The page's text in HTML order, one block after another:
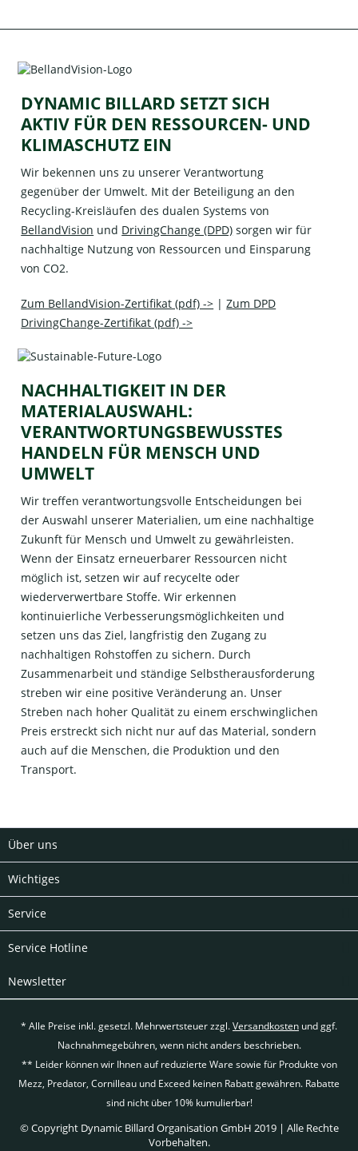
DYNAMIC BILLARD SETZT SICH
AKTIV FÜR DEN RESSOURCEN- UND
KLIMASCHUTZ EIN
Wir bekennen uns zu unserer Verantwortung
gegenüber der Umwelt. Mit der Beteiligung an den
Recycling-Kreisläufen des dualen Systems von
BellandVision und DrivingChange (DPD) sorgen wir für
nachhaltige Nutzung von Ressourcen und Einsparung
von CO2.
Zum BellandVision-Zertifikat (pdf) -> |Zum DPD
DrivingChange-Zertifikat (pdf) ->
NACHHALTIGKEIT IN DER
MATERIALAUSWAHL:
VERANTWORTUNGSBEWUSSTES
HANDELN FÜR MENSCH UND
UMWELT
Wir treffen verantwortungsvolle Entscheidungen bei
der Auswahl unserer Materialien, um eine nachhaltige
Zukunft für Mensch und Umwelt zu gewährleisten.
Wenn der Einsatz erneuerbarer Ressourcen nicht
möglich ist, setzen wir auf recycelte oder
wiederverwertbare Stoffe. Wir erkennen
kontinuierliche Verbesserungsmöglichkeiten und
setzen uns das Ziel, langfristig den Zugang zu
nachhaltigen Rohstoffen zu sichern. Durch
Zusammenarbeit und ständige Selbstherausforderung
streben wir eine positive Veränderung an. Unser
Streben nach hoher Qualität zu einem erschwinglichen
Preis erstreckt sich nicht nur auf das Material, sondern
auch auf die Menschen, die Produktion und den
Transport.
Über uns
Wichtiges
Service
Service Hotline
Newsletter
* Alle Preise inkl. gesetzl. Mehrwertsteuer zzgl.Versandkosten und ggf.
Nachnahmegebühren, wenn nicht anders beschrieben.
** Leider können wir Ihnen auf reduzierte Ware sowie für Produkte von
Mezz, Predator, Cornilleau und Exceed keinen Rabatt gewähren. Rabatte
sind nicht über 10% kumulierbar!
© Copyright Dynamic Billard Organisation GmbH 2019 | Alle Rechte
Vorbehalten.